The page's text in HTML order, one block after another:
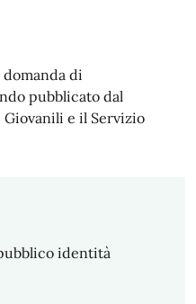
di
pubblicato dal
e il Servizio
identità